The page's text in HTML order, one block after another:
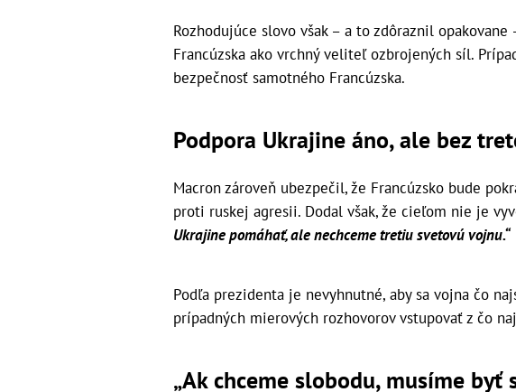
Rozhodujúce slovo však – a to zdôraznil
Francúzska ako vrchný veliteľ ozbrojených síl.
bezpečnosť samotného Francúzska.
Podpora Ukrajine áno, ale bez
Macron zároveň ubezpečil, že Francúzsko bude
proti ruskej agresii. Dodal však, že cieľom nie je
Ukrajine pomáhať, ale nechceme tretiu svetovú vojnu.“
Podľa prezidenta je nevyhnutné, aby sa vojna čo
prípadných mierových rozhovorov vstupovať z čo
„Ak chceme slobodu, musíme byť